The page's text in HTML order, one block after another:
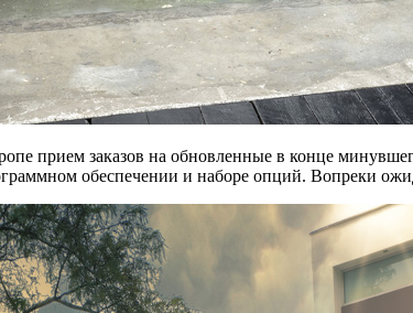
прием заказов на обновленные в конце
обеспечении и наборе опций. Вопреки